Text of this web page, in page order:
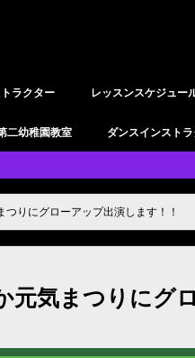
ラクター レッスンスケジュー
YOGAレッスン
二幼稚園教室 ダンスインスト
つりにグローアップ出演します！！
元気まつりにグ